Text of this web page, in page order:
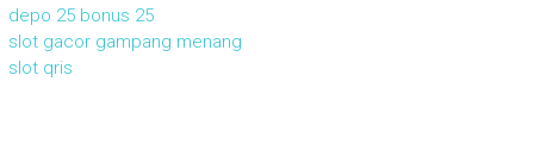
depo 25 bonus 25
slot gacor gampang menang
slot qris